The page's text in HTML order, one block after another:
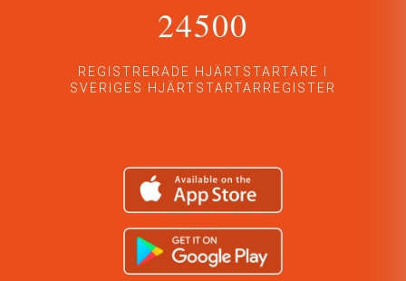
24500
REGISTRERADE HJÄRTSTARTARE I
SVERIGES HJÄRTSTARTARREGISTER